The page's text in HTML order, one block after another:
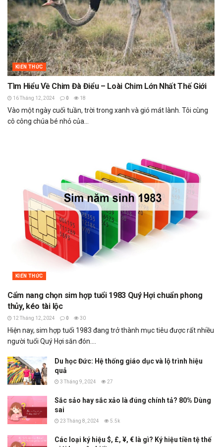
KIẾN THỨC
Tìm Hiểu Về Chim Đà Điểu – Loài Chim Lớn Nhất Thế Giới
16 Tháng 12, 2024 0 18
Vào một ngày cuối tuần, trời trong xanh và gió mát lành. Tôi cùng
cô công chúa bé nhỏ của...
KIẾN THỨC
Cẩm nang chọn sim hợp tuổi 1983 Quý Hợi chuẩn phong
thủy, kéo tài lộc
12 Tháng 12, 2024 0 30
Hiện nay, sim hợp tuổi 1983 đang trở thành mục tiêu được rất nhiều
người tuổi Quý Hợi săn đón....
Du học Đức: Hệ thống giáo dục và lộ trình hiệu
quả
3 Tháng 9, 2024 27
Sắc sảo hay sắc xảo là đúng chính tả? 80% Dùng
sai
23 Tháng 8, 2024 5.5k
Các loại ký hiệu $, £, ¥, € là gì? Ký hiệu tiền tệ thế